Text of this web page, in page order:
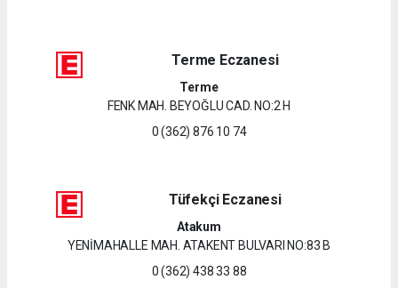
Terme Eczanesi
Terme
FENK MAH. BEYOĞLU CAD. NO:2 H
0 (362) 876 10 74
Tüfekçi Eczanesi
Atakum
YENİMAHALLE MAH. ATAKENT BULVARI NO:83 B
0 (362) 438 33 88